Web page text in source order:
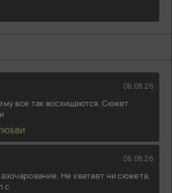
06.08.26
все так восхищаются. Сюжет
06.08.26
Не хватает ни сюжета,
с